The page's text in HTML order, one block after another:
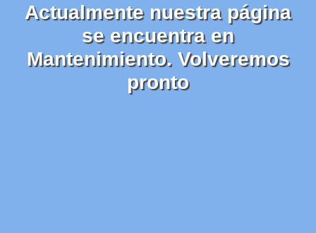
Actualmente nuestra página
se encuentra en
Mantenimiento. Volveremos
pronto